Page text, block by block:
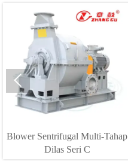
Blower Sentrifugal Multi-Tahap
Dilas Seri C
